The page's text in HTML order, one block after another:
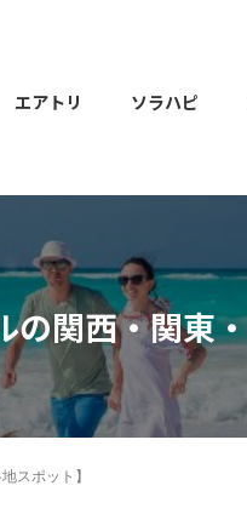
エアトリ ソラハピ
関西・関東
スポット】